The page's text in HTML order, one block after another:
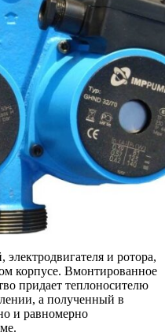
электродвигателя и ротора,
корпусе. Вмонтированное
придает теплоносителю
а полученный в
и равномерно